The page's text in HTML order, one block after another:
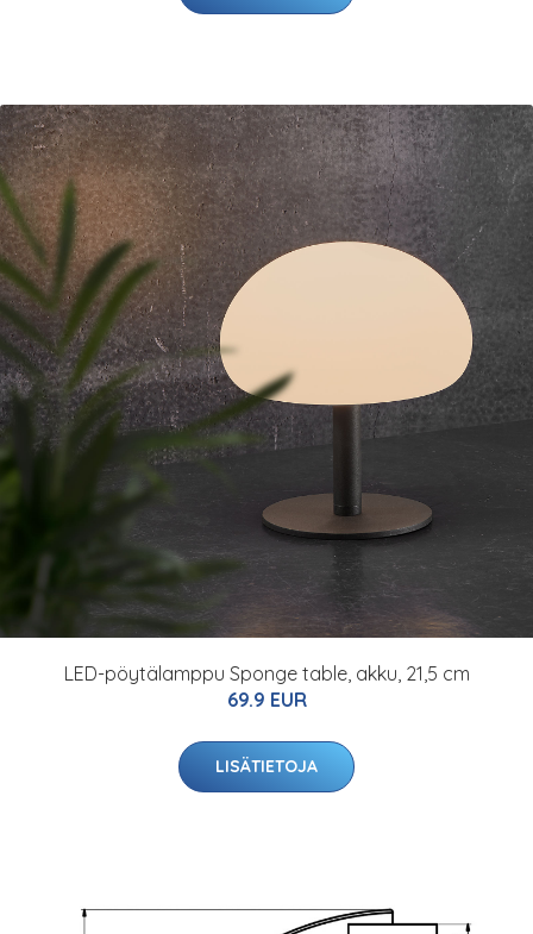
LED-pöytälamppu Sponge table, akku, 21,5 cm
69.9 EUR
LISÄTIETOJA